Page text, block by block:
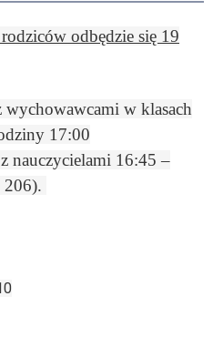
odbędzie się 19
wychowawcami w klasach
17:00
nauczycielami 16:45 –
206).